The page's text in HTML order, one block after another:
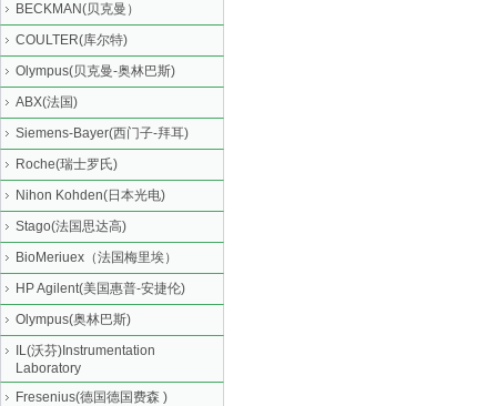
BECKMAN(贝克曼）
COULTER(库尔特)
Olympus(贝克曼-奥林巴斯)
ABX(法国)
Siemens-Bayer(西门子-拜耳)
Roche(瑞士罗氏)
Nihon Kohden(日本光电)
Stago(法国思达高)
BioMeriuex（法国梅里埃）
HP Agilent(美国惠普-安捷伦)
Olympus(奥林巴斯)
IL(沃芬)Instrumentation
Laboratory
Fresenius(德国德国费森 )